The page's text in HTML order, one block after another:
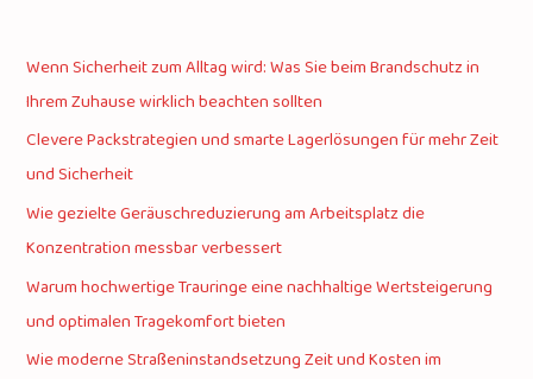
Wenn Sicherheit zum Alltag wird: Was Sie beim Brandschutz in
Ihrem Zuhause wirklich beachten sollten
Clevere Packstrategien und smarte Lagerlösungen für mehr Zeit
und Sicherheit
Wie gezielte Geräuschreduzierung am Arbeitsplatz die
Konzentration messbar verbessert
Warum hochwertige Trauringe eine nachhaltige Wertsteigerung
und optimalen Tragekomfort bieten
Wie moderne Straßeninstandsetzung Zeit und Kosten im